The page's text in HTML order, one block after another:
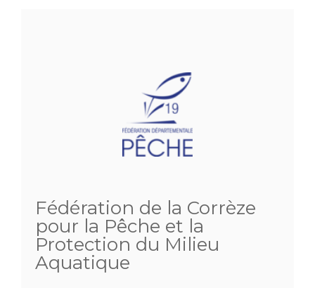
Fédération de la Corrèze
pour la Pêche et la
Protection du Milieu
Aquatique